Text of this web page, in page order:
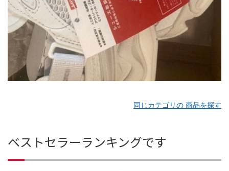
同じカテゴリの 商品を探す
ベストセラーランキングです